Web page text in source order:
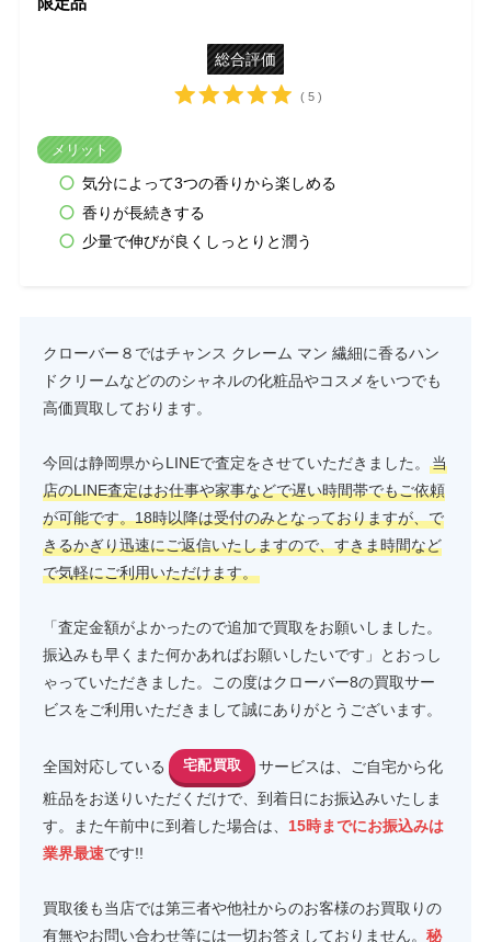
総合評価
( 5 )
メリット
気分によって3つの香りから楽しめる
香りが長続きする
少量で伸びが良くしっとりと潤う
クローバー８ではチャンス クレーム マン 繊細に香るハン
ドクリームなどののシャネルの化粧品やコスメをいつでも
高価買取しております。
今回は静岡県からLINEで査定をさせていただきました。
当
店のLINE査定はお仕事や家事などで遅い時間帯でもご依頼
が可能です。18時以降は受付のみとなっておりますが、で
きるかぎり迅速にご返信いたしますので、すきま時間など
で気軽にご利用いただけます。
「査定金額がよかったので追加で買取をお願いしました。
振込みも早くまた何かあればお願いしたいです」とおっし
ゃっていただきました。この度はクローバー8の買取サー
ビスをご利用いただきまして誠にありがとうございます。
全国対応している 宅配買取
サービスは、ご自宅から化
粧品をお送りいただくだけで、到着日にお振込みいたしま
す。また午前中に到着した場合は、 15時までにお振込みは
業界最速です!!
買取後も当店では第三者や他社からのお客様のお買取りの
有無やお問い合わせ等には一切お答えしておりません。 秘